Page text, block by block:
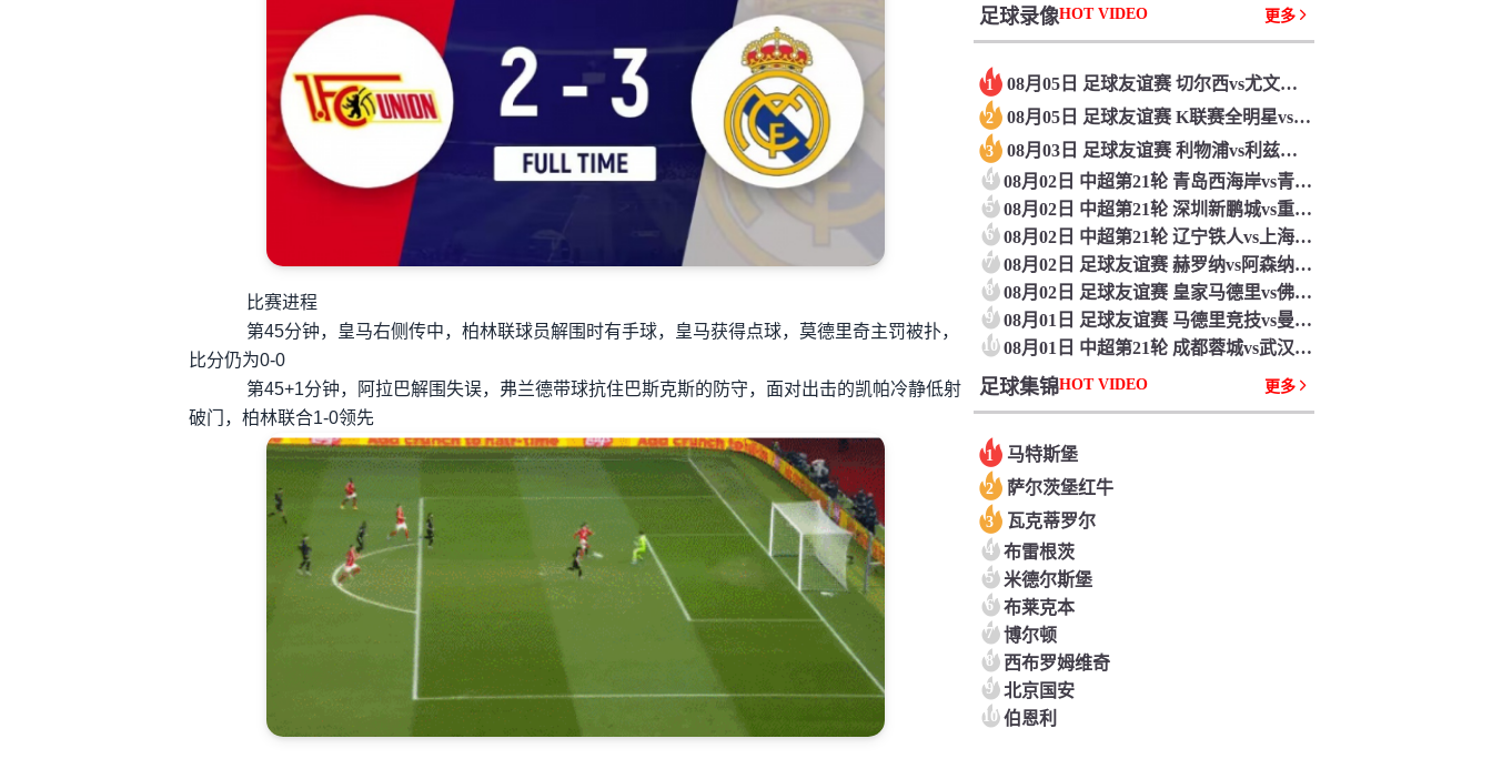
比赛进程
第45分钟，皇马右侧传中，柏林联球员解围时有手球，皇马获得点球，莫德里奇主罚被扑，
比分仍为0-0
第45+1分钟，阿拉巴解围失误，弗兰德带球抗住巴斯克斯的防守，面对出击的凯帕冷静低射
破门，柏林联合1-0领先
足球录像HOT VIDEO 更多
1 08月05日 足球友谊赛 切尔西vs尤文图斯 全场录像回放
2 08月05日 足球友谊赛 K联赛全明星vs曼城 全场录像回放
3 08月03日 足球友谊赛 利物浦vs利兹联 全场录像回放
4 08月02日 中超第21轮 青岛西海岸vs青岛海牛 全场录像回放
5 08月02日 中超第21轮 深圳新鹏城vs重庆铜梁龙 全场录像回放
6 08月02日 中超第21轮 辽宁铁人vs上海申花 全场录像回放
7 08月02日 足球友谊赛 赫罗纳vs阿森纳 全场录像回放
8 08月02日 足球友谊赛 皇家马德里vs佛罗伦萨 全场录像回放
9 08月01日 足球友谊赛 马德里竞技vs曼联 全场录像回放
10 08月01日 中超第21轮 成都蓉城vs武汉三镇 全场录像回放
足球集锦HOT VIDEO 更多
1 马特斯堡
2 萨尔茨堡红牛
3 瓦克蒂罗尔
4 布雷根茨
5 米德尔斯堡
6 布莱克本
7 博尔顿
8 西布罗姆维奇
9 北京国安
10 伯恩利